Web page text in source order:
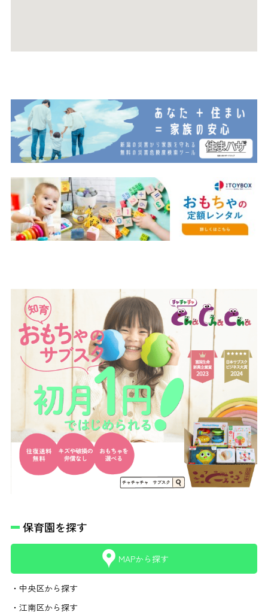
保育園を探す
MAPから探す
・中央区から探す
・江南区から探す